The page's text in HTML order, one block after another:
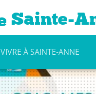
Sainte-
VIVRE À SAINTE-ANNE